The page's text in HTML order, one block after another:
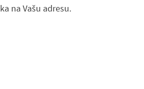
na Vašu adresu.